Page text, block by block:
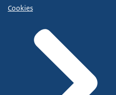
Cookies